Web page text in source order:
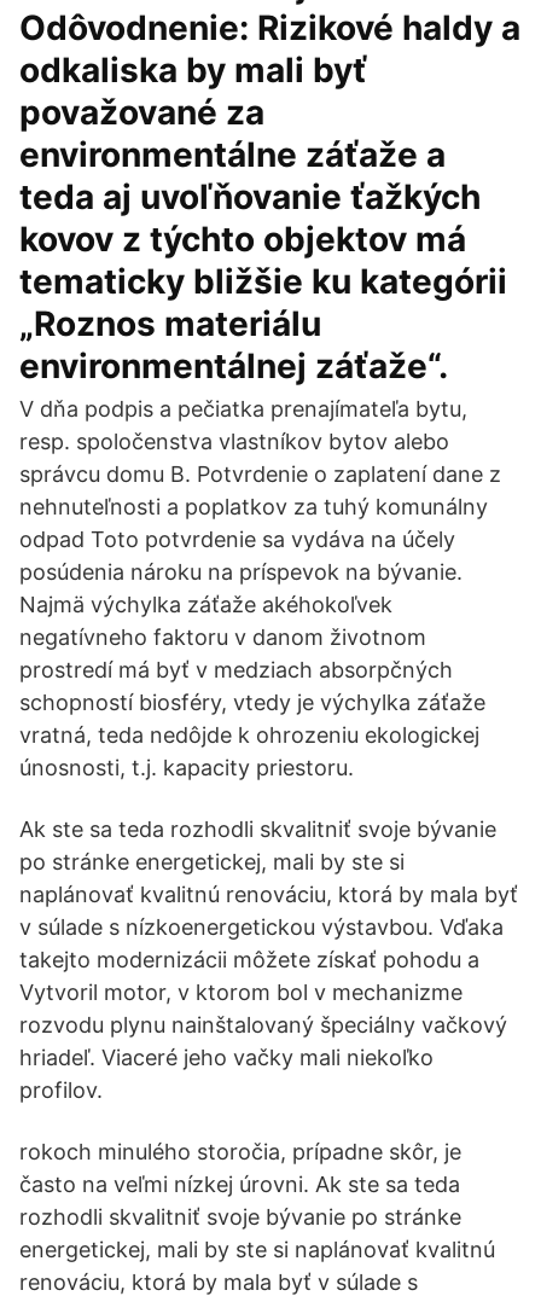
Odôvodnenie: Rizikové haldy a
odkaliska by mali byť
považované za
environmentálne záťaže a
teda aj uvoľňovanie ťažkých
kovov z týchto objektov má
tematicky bližšie ku kategórii
„Roznos materiálu
environmentálnej záťaže“.
V dňa podpis a pečiatka prenajímateľa bytu,
resp. spoločenstva vlastníkov bytov alebo
správcu domu B. Potvrdenie o zaplatení dane z
nehnuteľnosti a poplatkov za tuhý komunálny
odpad Toto potvrdenie sa vydáva na účely
posúdenia nároku na príspevok na bývanie.
Najmä výchylka záťaže akéhokoľvek
negatívneho faktoru v danom životnom
prostredí má byť v medziach absorpčných
schopností biosféry, vtedy je výchylka záťaže
vratná, teda nedôjde k ohrozeniu ekologickej
únosnosti, t.j. kapacity priestoru.
Ak ste sa teda rozhodli skvalitniť svoje bývanie
po stránke energetickej, mali by ste si
naplánovať kvalitnú renováciu, ktorá by mala byť
v súlade s nízkoenergetickou výstavbou. Vďaka
takejto modernizácii môžete získať pohodu a
Vytvoril motor, v ktorom bol v mechanizme
rozvodu plynu nainštalovaný špeciálny vačkový
hriadeľ. Viaceré jeho vačky mali niekoľko
profilov.
rokoch minulého storočia, prípadne skôr, je
často na veľmi nízkej úrovni. Ak ste sa teda
rozhodli skvalitniť svoje bývanie po stránke
energetickej, mali by ste si naplánovať kvalitnú
renováciu, ktorá by mala byť v súlade s